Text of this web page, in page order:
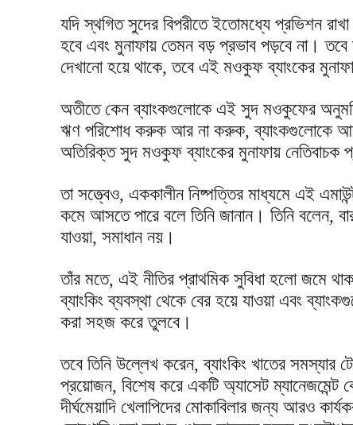
যদি স্থগিত সুদের বিপরীতে ইতোমধ্যে প্রভিশন
হবে এবং মুনাফায় তেমন বড় প্রভাব পড়বে না।
দেখানো হয়ে থাকে, তবে এই মওকুফ ব্যাংকের
অতীতে কেন ব্যাংকগুলোকে এই সুদ মওকুফের অনুমতি
ঋণ পরিশোধ করুক আর না করুক, ব্যাংকগুলোকে
অতিরিক্ত সুদ মওকুফ ব্যাংকের মুনাফায় নেতিবাচক
তা সত্ত্বেও, এককালীন নিষ্পত্তির মাধ্যমে এই
কমে আসতে পারে বলে তিনি জানান। তিনি বলেন,
যাওয়া, সমাধান নয়।
তাঁর মতে, এই নীতির প্রাথমিক সুবিধা হলো জমে
ব্যাংকিং ব্যবস্থা থেকে বের হয়ে যাওয়া এবং
করা সহজ করে তুলবে।
তবে তিনি উল্লেখ করেন, ব্যাংকিং খাতের
প্রয়োজন, বিশেষ করে একটি অ্যাসেট
দীর্ঘমেয়াদি খেলাপিদের মোকাবিলার জন্য আরও